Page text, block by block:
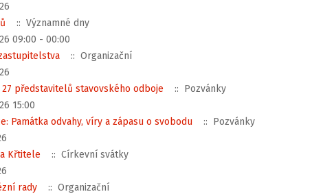
:: Významné dny
09:00 - 00:00
:: Organizační
představitelů stavovského odboje
:: Pozvánky
15:00
Památka odvahy, víry a zápasu o svobodu
:: Pozvánky
Křtitele
:: Církevní svátky
rady
:: Organizační